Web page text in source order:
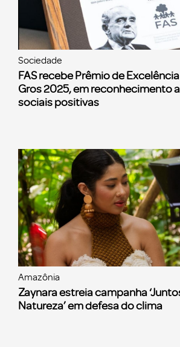
Sociedade
FAS recebe Prêmio de
Gros 2025, em reconhecimento
sociais positivas
Amazônia
Zaynara estreia campanha
Natureza’ em defesa do clima